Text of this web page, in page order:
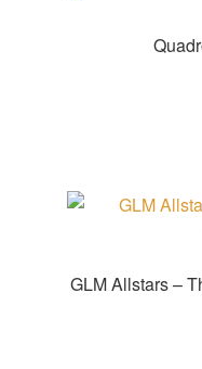
GLM Allstars –